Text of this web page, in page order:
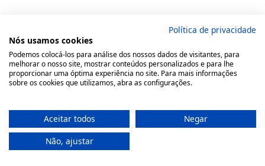
Política de privacidade
Nós usamos cookies
Podemos colocá-los para análise dos nossos dados de visitantes, para
melhorar o nosso site, mostrar conteúdos personalizados e para lhe
proporcionar uma óptima experiência no site. Para mais informações
sobre os cookies que utilizamos, abra as configurações.
Aceitar todos
Negar
Não, ajustar